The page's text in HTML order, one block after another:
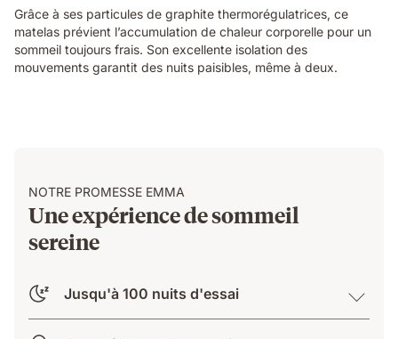
Grâce à ses particules de graphite thermorégulatrices, ce
matelas prévient l’accumulation de chaleur corporelle pour un
sommeil toujours frais. Son excellente isolation des
mouvements garantit des nuits paisibles, même à deux.
NOTRE PROMESSE EMMA
Une expérience de sommeil
sereine
Jusqu'à 100 nuits d'essai